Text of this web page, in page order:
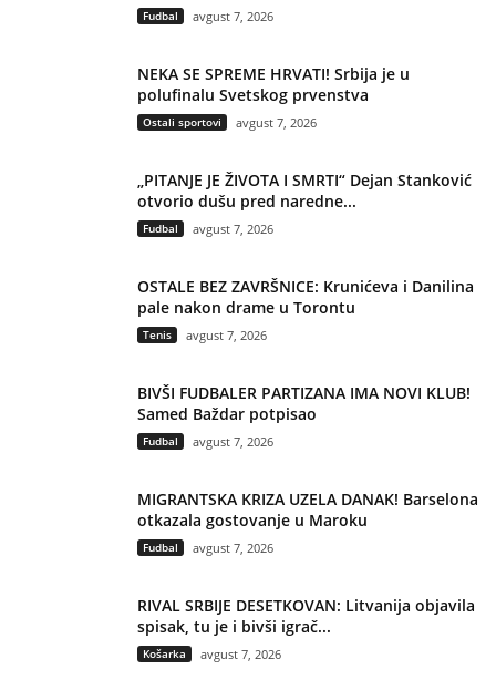
Fudbal avgust 7, 2026
NEKA SE SPREME HRVATI! Srbija je u
polufinalu Svetskog prvenstva
Ostali sportovi avgust 7, 2026
„PITANJE JE ŽIVOTA I SMRTI“ Dejan Stanković
otvorio dušu pred naredne...
Fudbal avgust 7, 2026
OSTALE BEZ ZAVRŠNICE: Krunićeva i Danilina
pale nakon drame u Torontu
Tenis avgust 7, 2026
BIVŠI FUDBALER PARTIZANA IMA NOVI KLUB!
Samed Baždar potpisao
Fudbal avgust 7, 2026
MIGRANTSKA KRIZA UZELA DANAK! Barselona
otkazala gostovanje u Maroku
Fudbal avgust 7, 2026
RIVAL SRBIJE DESETKOVAN: Litvanija objavila
spisak, tu je i bivši igrač...
Košarka avgust 7, 2026